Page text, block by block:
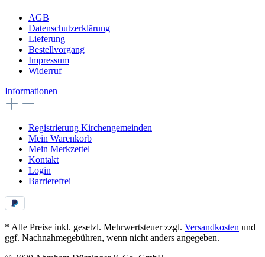
AGB
Datenschutzerklärung
Lieferung
Bestellvorgang
Impressum
Widerruf
Informationen
Registrierung Kirchengemeinden
Mein Warenkorb
Mein Merkzettel
Kontakt
Login
Barrierefrei
* Alle Preise inkl. gesetzl. Mehrwertsteuer zzgl. Versandkosten und
ggf. Nachnahmegebühren, wenn nicht anders angegeben.